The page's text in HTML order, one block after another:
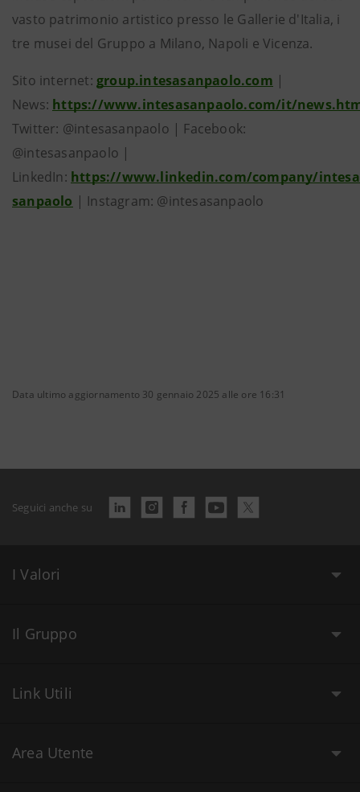
vasto patrimonio artistico presso le Gallerie d'Italia, i
tre musei del Gruppo a Milano, Napoli e Vicenza.
Sito internet: group.intesasanpaolo.com |
News: https://www.intesasanpaolo.com/it/
Twitter: @intesasanpaolo | Facebook:
@intesasanpaolo |
LinkedIn: https://www.linkedin.com/company/
sanpaolo | Instagram: @intesasanpaolo
Data ultimo aggiornamento 30 gennaio 2025 alle ore 16:31
Seguici anche su
I Valori
Il Gruppo
Link Utili
Area Utente